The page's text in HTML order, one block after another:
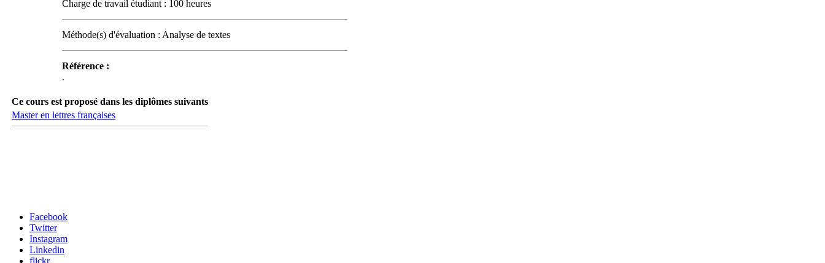
Charge de travail étudiant : 100 heures
Méthode(s) d'évaluation : Analyse de textes
Référence :
.
Ce cours est proposé dans les diplômes suivants
Master en lettres françaises
Facebook
Twitter
Instagram
Linkedin